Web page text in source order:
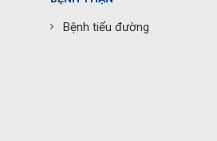
Bệnh tiểu đường